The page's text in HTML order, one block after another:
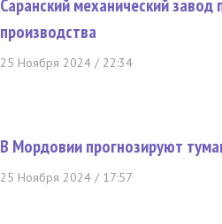
Саранский механический
производства
25 Ноября 2024 / 22:34
В Мордовии прогнозируют
25 Ноября 2024 / 17:57